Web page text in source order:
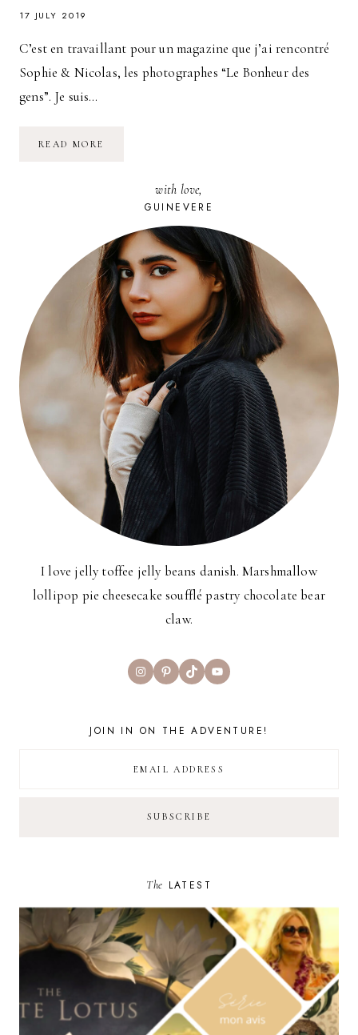
17 JULY 2019
C’est en travaillant pour un magazine que j’ai rencontré
Sophie & Nicolas, les photographes “Le Bonheur des
gens”. Je suis…
READ MORE
STUDIO
PAR
“LE
BONHEUR
DES
GENS”
with love,
GUINEVERE
I love jelly toffee jelly beans danish. Marshmallow
lollipop pie cheesecake soufflé pastry chocolate bear
claw.
InstagramPinterest
TikTokYouTube
JOIN IN ON THE ADVENTURE!
The LATEST